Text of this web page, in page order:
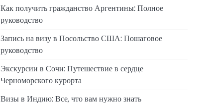
Как получить гражданство Аргентины: Полное
руководство
Запись на визу в Посольство США: Пошаговое
руководство
Экскурсии в Сочи: Путешествие в сердце
Черноморского курорта
Визы в Индию: Все, что вам нужно знать